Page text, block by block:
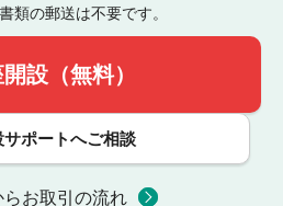
類の郵送は不要です。
設（無料）
サポートへご相談
らお取引の流れ